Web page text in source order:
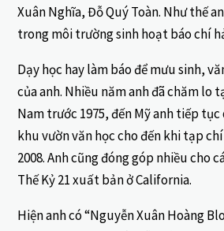
Xuân Nghĩa, Đỗ Quý Toàn. Như thế
trong môi trường sinh hoạt báo chí
Dạy học hay làm báo để mưu sinh,
của anh. Nhiều năm anh đã chăm lo
Nam trước 1975, đến Mỹ anh tiếp
khu vườn văn học cho đến khi tạp
2008. Anh cũng đóng góp nhiều cho
Thế Kỷ 21 xuất bản ở California.
Hiện anh có “Nguyễn Xuân Hoàng